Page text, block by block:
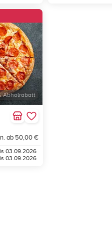
Abholrabatt
ab 50,00 €
03.09.2026
03.09.2026